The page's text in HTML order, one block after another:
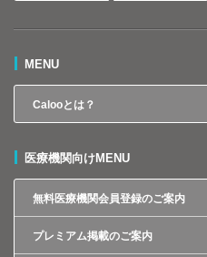
MENU
Calooとは？
医療機関向けMENU
無料医療機関会員登録のご案内
プレミアム掲載のご案内